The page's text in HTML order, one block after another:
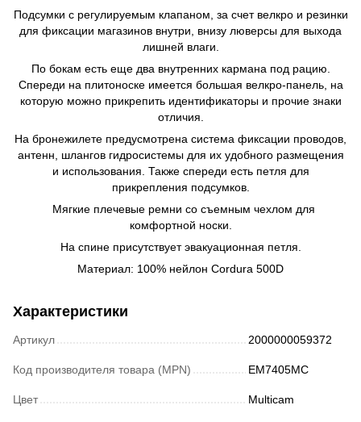
Подсумки с регулируемым клапаном, за счет велкро и резинки
для фиксации магазинов внутри, внизу люверсы для выхода
лишней влаги.
По бокам есть еще два внутренних кармана под рацию.
Спереди на плитоноске имеется большая велкро-панель, на
которую можно прикрепить идентификаторы и прочие знаки
отличия.
На бронежилете предусмотрена система фиксации проводов,
антенн, шлангов гидросистемы для их удобного размещения
и использования. Также спереди есть петля для
прикрепления подсумков.
Мягкие плечевые ремни со съемным чехлом для
комфортной носки.
На спине присутствует эвакуационная петля.
Материал: 100% нейлон Cordura 500D
Характеристики
Артикул 2000000059372
Код производителя товара (MPN) EM7405MC
Цвет Multicam